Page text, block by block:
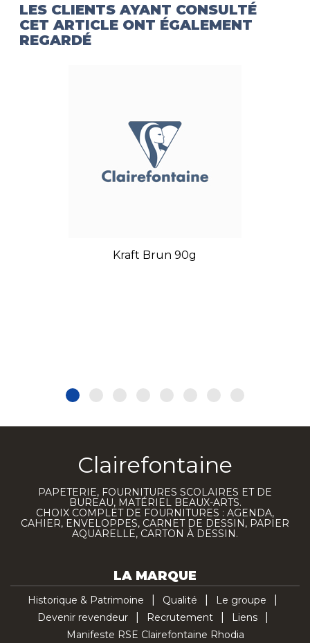
LES CLIENTS AYANT CONSULTÉ
CET ARTICLE ONT ÉGALEMENT
REGARDÉ
Kraft Brun 90g
Clairefontaine
PAPETERIE, FOURNITURES SCOLAIRES ET DE
BUREAU, MATÉRIEL BEAUX-ARTS.
CHOIX COMPLET DE FOURNITURES : AGENDA,
CAHIER, ENVELOPPES, CARNET DE DESSIN, PAPIER
AQUARELLE, CARTON À DESSIN.
LA MARQUE
Historique & Patrimoine Qualité
Le groupe
Devenir revendeur
Recrutement
Liens
Manifeste RSE Clairefontaine Rhodia